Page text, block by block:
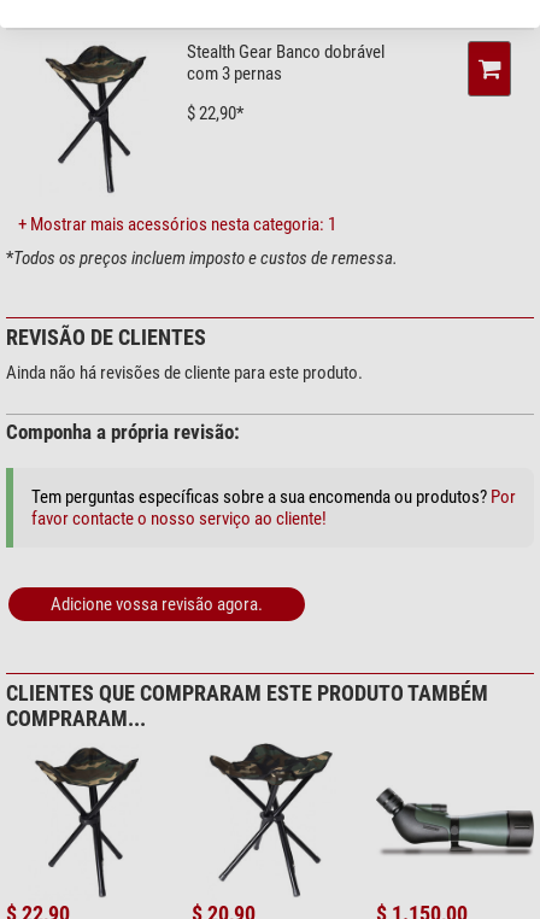
4 janelas para uma visão panorâmica de 360°
Mecanismo de tenda instantânea, montada em segundos!
2 varas de tenda para estabilização adicional
Material de poliéster resistente, protege mesmo contra chuva forte
Inclui bolsa de transporte
Padrão de camuflagem:
otimizado para as condições ambientais europeias.
Informações técnicas:
Largura: 152 cm
Profundidade: 172 cm
Dimensões embalada: 58 x 50 cm
Conteúdo da embalagem:
Tenda camuflada
8 estacas
Dica: Melhore a camuflagem utilizando materiais naturais, por
exemplo, não construa a tenda diretamente na transição entre a
floresta e a orla do campo, mas deixe o padrão de camuflagem
parecer ainda mais real adicionando alguns arbustos ou ramos
baixos em primeiro plano!
Para camuflar ainda melhor o seu equipamento, recomendamos a
utilização adicional de umapequena rede de camuflagem
camuflagem
Stealth Gear Fita de camuflagem 5m x 50mm
Material
Plástico (poliéster resistente
(impermeável))
Peso (kg)
6,0
Comprimento (cm)
Largura (cm)
Altura (cm)
Conteúdo da encomenda
Stealth Gear Banco dobrável
com 3 pernas
$ 22,90*
+ Mostrar mais acessórios nesta categoria: 1
*Todos os preços incluem imposto e custos de remessa.
REVISÃO DE CLIENTES
Ainda não há revisões de cliente para este produto.
Componha a própria revisão:
Tem perguntas específicas sobre a sua encomenda ou produtos? Por
favor contacte o nosso serviço ao cliente!
Adicione vossa revisão agora.
CLIENTES QUE COMPRARAM ESTE PRODUTO TAMBÉM
COMPRARAM...
$ 22,90 $ 20,90 $ 1.150,00